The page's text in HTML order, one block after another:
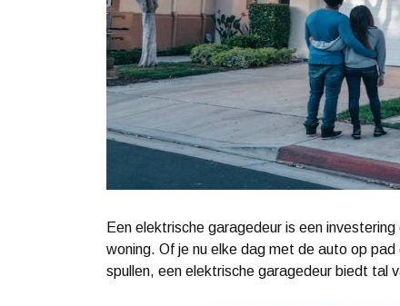
Een elektrische garagedeur is een
woning. Of je nu elke dag met de auto op
spullen, een elektrische garagedeur biedt tal